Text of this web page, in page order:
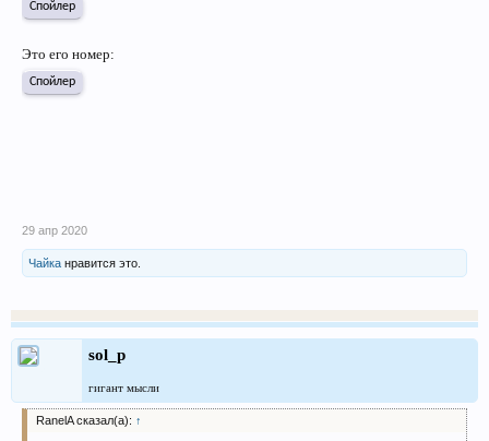
Спойлер
Это его номер:
Спойлер
29 апр 2020
Чайка нравится это.
sol_p
гигант мысли
RanelA сказал(а): ↑